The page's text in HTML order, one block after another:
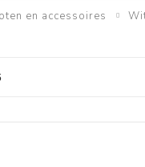
en accessoires